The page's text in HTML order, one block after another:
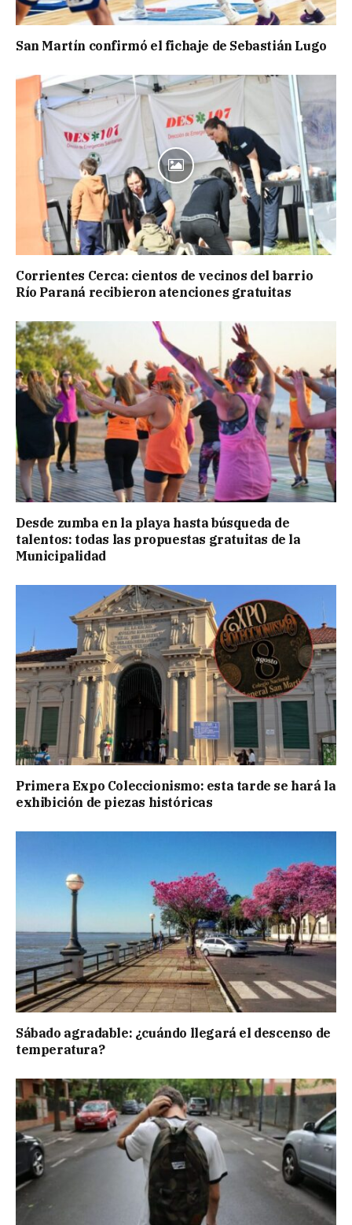
San Martín confirmó el fichaje de Sebastián Lugo
Corrientes Cerca: cientos de vecinos del barrio
Río Paraná recibieron atenciones gratuitas
Desde zumba en la playa hasta búsqueda de
talentos: todas las propuestas gratuitas de la
Municipalidad
Primera Expo Coleccionismo: esta tarde se hará la
exhibición de piezas históricas
Sábado agradable: ¿cuándo llegará el descenso de
temperatura?